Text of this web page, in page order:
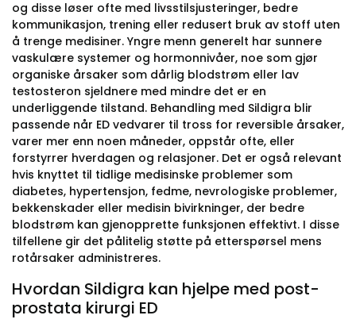
og disse løser ofte med livsstilsjusteringer, bedre
kommunikasjon, trening eller redusert bruk av stoff uten
å trenge medisiner. Yngre menn generelt har sunnere
vaskulære systemer og hormonnivåer, noe som gjør
organiske årsaker som dårlig blodstrøm eller lav
testosteron sjeldnere med mindre det er en
underliggende tilstand. Behandling med Sildigra blir
passende når ED vedvarer til tross for reversible årsaker,
varer mer enn noen måneder, oppstår ofte, eller
forstyrrer hverdagen og relasjoner. Det er også relevant
hvis knyttet til tidlige medisinske problemer som
diabetes, hypertensjon, fedme, nevrologiske problemer,
bekkenskader eller medisin bivirkninger, der bedre
blodstrøm kan gjenopprette funksjonen effektivt. I disse
tilfellene gir det pålitelig støtte på etterspørsel mens
rotårsaker administreres.
Hvordan Sildigra kan hjelpe med post-
prostata kirurgi ED